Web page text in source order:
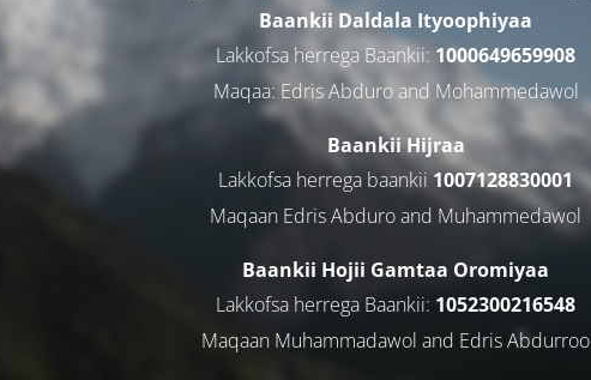
Baankii Daldala Ityoophiyaa
Lakkofsa herrega Baankii: 1000649659908
Maqaa: Edris Abduro and Mohammedawol
Baankii Hijraa
Lakkofsa herrega baankii 1007128830001
Maqaan Edris Abduro and Muhammedawol
Baankii Hojii Gamtaa Oromiyaa
Lakkofsa herrega Baankii: 1052300216548
Maqaan Muhammadawol and Edris Abdurroo